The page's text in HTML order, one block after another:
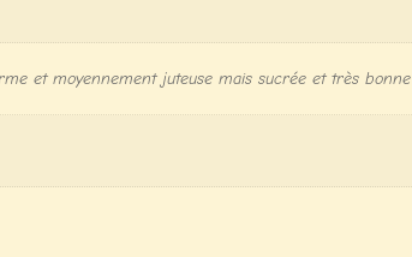
et moyennement juteuse mais sucrée et très bonne